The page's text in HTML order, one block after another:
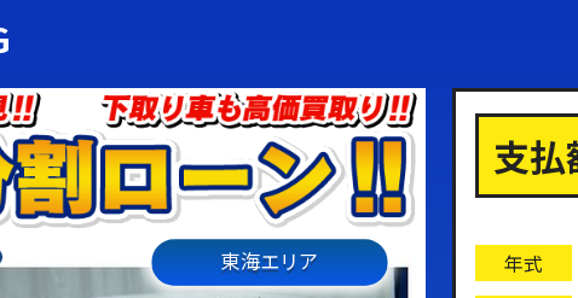
東海エリア
支
年式